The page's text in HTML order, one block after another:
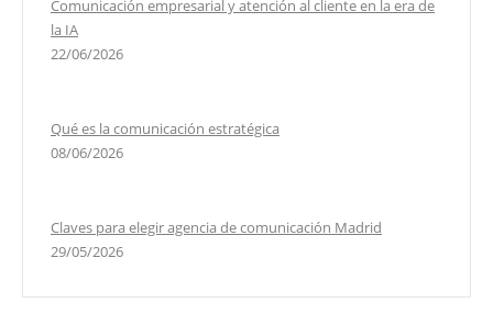
Comunicación empresarial y atención al cliente en la era de
la IA
22/06/2026
Qué es la comunicación estratégica
08/06/2026
Claves para elegir agencia de comunicación Madrid
29/05/2026